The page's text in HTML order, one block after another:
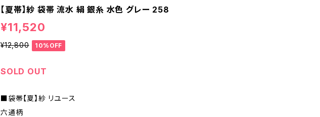
【夏帯】紗 袋帯 流水 絹 銀糸 水色 グレー 258
¥11,520
¥12,800 10%OFF
SOLD OUT
■袋帯【夏】紗 リユース
六通柄